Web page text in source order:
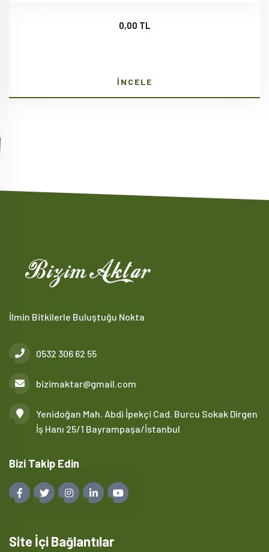
0,00 TL
İNCELE
İlmin Bitkilerle Buluştuğu Nokta
0532 306 62 55
bizimaktar@gmail.com
Yenidoğan Mah. Abdi İpekçi Cad. Burcu Sokak Dirgen
İş Hanı 25/1 Bayrampaşa/İstanbul
Bizi Takip Edin
Site İçi Bağlantılar